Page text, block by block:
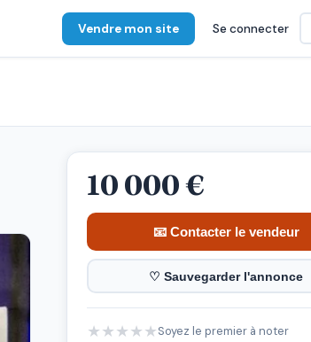
Vendre mon site Se connecter
10 000 €
📧 Contacter le vendeur
♡ Sauvegarder l'annonce
★★★★★Soyez le premier à noter